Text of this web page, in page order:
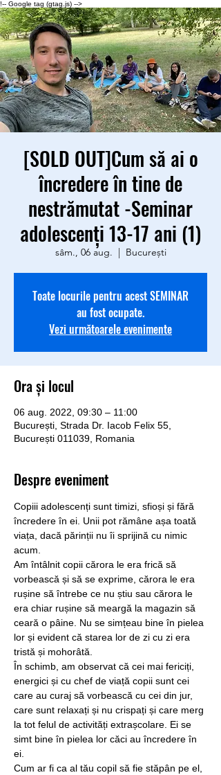
!-- Google tag (gtag.js) -->
[SOLD OUT]Cum să ai o
încredere în tine de
nestrămutat -Seminar
adolescenți 13-17 ani (1)
sâm., 06 aug.
  |
București
Toate locurile pentru acest SEMINAR
au fost ocupate.
Vezi următoarele evenimente
Ora și locul
06 aug. 2022, 09:30 – 11:00
București, Strada Dr. Iacob Felix 55,
București 011039, Romania
Despre eveniment
Copiii adolescenți sunt timizi, sfioși și fără
încredere în ei. Unii pot rămâne așa toată
viața, dacă părinții nu îi sprijină cu nimic
acum.
Am întâlnit copii cărora le era frică să
vorbească și să se exprime, cărora le era
rușine să întrebe ce nu știu sau cărora le
era chiar rușine să meargă la magazin să
ceară o pâine. Nu se simțeau bine în pielea
lor și evident că starea lor de zi cu zi era
tristă și mohorâtă.
În schimb, am observat că cei mai fericiți,
energici și cu chef de viață copii sunt cei
care au curaj să vorbească cu cei din jur,
care sunt relaxați și nu crispați și care merg
la tot felul de activități extrașcolare. Ei se
simt bine în pielea lor căci au încredere în
ei.
Cum ar fi ca al tău copil să fie stăpân pe el,